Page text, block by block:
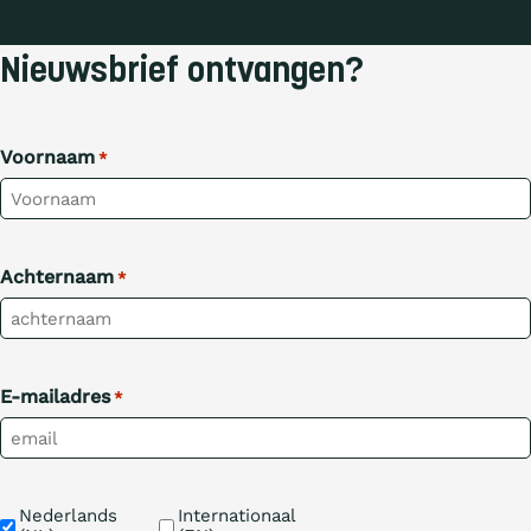
Nieuwsbrief ontvangen?
Voornaam *
Achternaam *
E-mailadres *
TaalNederlands
Internationaal